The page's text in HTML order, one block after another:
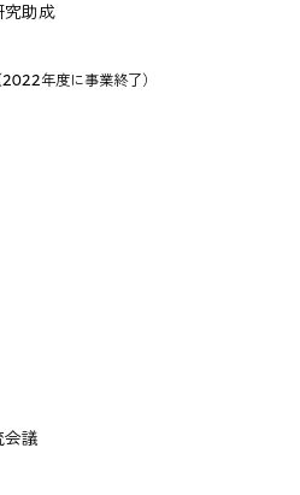
究助成
年度に事業終了）
議